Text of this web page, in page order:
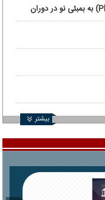
تصاویر/ هجوم فلامینگوها (Phoenicopterus) به بمبئی نو در دوران
بیشتر